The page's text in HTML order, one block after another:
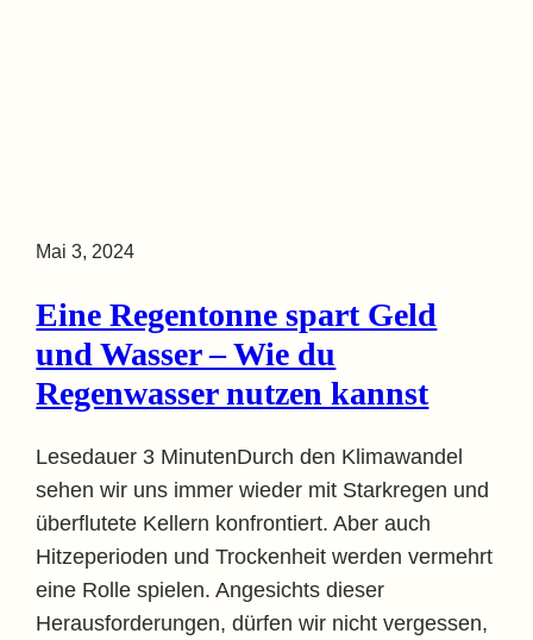
Mai 3, 2024
Eine Regentonne spart Geld
und Wasser – Wie du
Regenwasser nutzen kannst
Lesedauer 3 MinutenDurch den Klimawandel
sehen wir uns immer wieder mit Starkregen und
überflutete Kellern konfrontiert. Aber auch
Hitzeperioden und Trockenheit werden vermehrt
eine Rolle spielen. Angesichts dieser
Herausforderungen, dürfen wir nicht vergessen,